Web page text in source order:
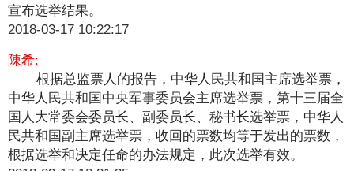
宣布选举结果。
2018-03-17 10:22:17
陳希:
根据总监票人的报告，中华人民共和国主席选举票，
中华人民共和国中央军事委员会主席选举票，第十三届全
国人大常委会委员长、副委员长、秘书长选举票，中华人
民共和国副主席选举票，收回的票数均等于发出的票数，
根据选举和决定任命的办法规定，此次选举有效。